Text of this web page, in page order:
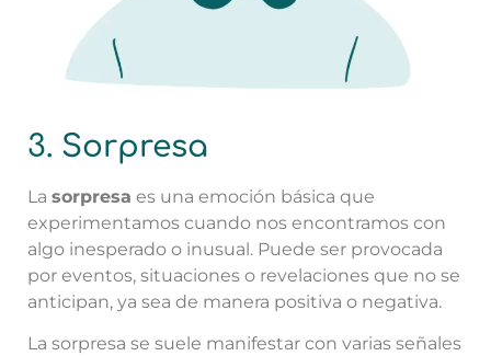
3. Sorpresa
La sorpresa es una emoción básica que
experimentamos cuando nos encontramos con
algo inesperado o inusual. Puede ser provocada
por eventos, situaciones o revelaciones que no se
anticipan, ya sea de manera positiva o negativa.
La sorpresa se suele manifestar con varias señales